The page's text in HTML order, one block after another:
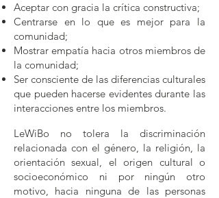
Aceptar con gracia la crítica constructiva;
Centrarse en lo que es mejor para la
comunidad;
Mostrar empatía hacia otros miembros de
la comunidad;
Ser consciente de las diferencias culturales
que pueden hacerse evidentes durante las
interacciones entre los miembros.
LeWiBo no tolera la discriminación
relacionada con el género, la religión, la
orientación sexual, el origen cultural o
socioeconómico ni por ningún otro
motivo, hacia ninguna de las personas